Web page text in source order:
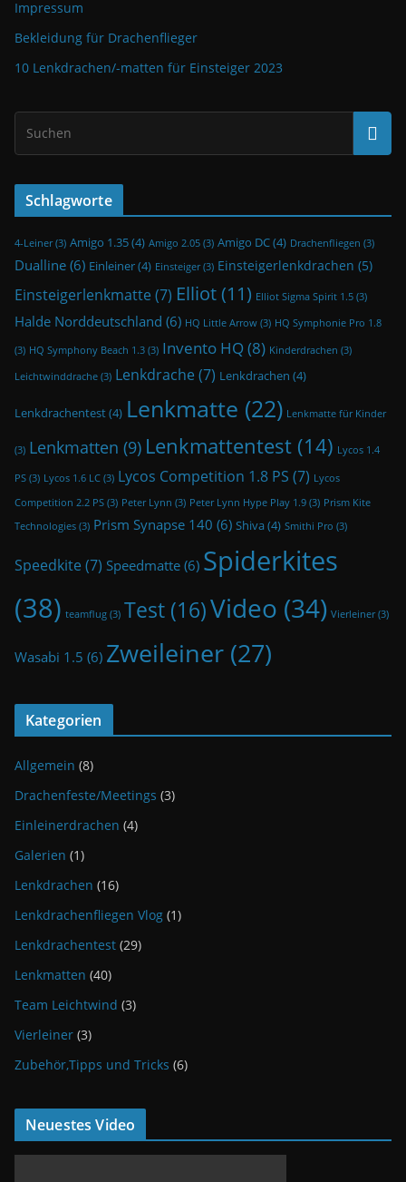
Impressum
Bekleidung für Drachenflieger
10 Lenkdrachen/-matten für Einsteiger 2023
Schlagworte
4-Leiner(3) Amigo 1.35(4) Amigo 2.05 (3) Amigo DC(4) Drachenfliegen (3)
Dualline(6) Einleiner(4) Einsteiger(3) Einsteigerlenkdrachen (5)
Einsteigerlenkmatte (7) Elliot(11) Elliot Sigma Spirit 1.5 (3)
Halde Norddeutschland (6) HQ Little Arrow (3) HQ Symphonie Pro 1.8
(3) HQ Symphony Beach 1.3 (3) Invento HQ(8) Kinderdrachen (3)
Leichtwinddrache (3) Lenkdrache (7) Lenkdrachen (4)
Lenkdrachentest(4) Lenkmatte (22) Lenkmatte für Kinder
(3) Lenkmatten (9) Lenkmattentest (14) Lycos 1.4
PS (3) Lycos 1.6 LC (3) Lycos Competition 1.8 PS (7) Lycos
Competition 2.2 PS (3) Peter Lynn (3) Peter Lynn Hype Play 1.9 (3) Prism Kite
Technologies (3) Prism Synapse 140 (6) Shiva(4) Smithi Pro (3)
Speedkite (7) Speedmatte(6) Spiderkites
(38) teamflug (3) Test (16)Video (34) Vierleiner(3)
Wasabi 1.5 (6) Zweileiner (27)
Kategorien
Allgemein (8)
Drachenfeste/Meetings (3)
Einleinerdrachen (4)
Galerien (1)
Lenkdrachen (16)
Lenkdrachenfliegen Vlog (1)
Lenkdrachentest (29)
Lenkmatten (40)
Team Leichtwind (3)
Vierleiner (3)
Zubehör,Tipps und Tricks (6)
Neuestes Video